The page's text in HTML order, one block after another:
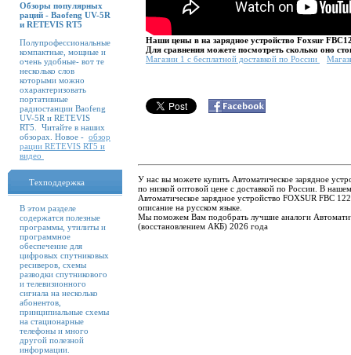
Обзоры популярных
раций - Baofeng UV-5R
и RETEVIS RT5
Полупрофессиональные
компактные, мощные и
очень удобные- вот те
несколько слов
которыми можно
охарактеризовать
портативные
радиостанции Baofeng
UV-5R и RETEVIS
RT5. Читайте в наших
обзорах. Новое - обзор
рации RETEVIS RT5 и
видео
Техподдержка
В этом разделе
содержатся полезные
программы, утилиты и
программное
обеспечение для
цифровых спутниковых
ресиверов, схемы
разводки спутникового
и телевизионного
сигнала на несколько
абонентов,
принципиальные схемы
на стационарные
телефоны и много
другой полезной
информации.
Наши цены в на зарядное устройство Foxsur
Для сравнения можете посмотреть сколько оно
Магазин 1 с бесплатной доставкой по России
У нас вы можете купить Автоматическое зарядное
по низкой оптовой цене с доставкой по России. В
Автоматическое зарядное устройство FOXSUR FBC
описание на русском языке.
Мы поможем Вам подобрать лучшие аналоги
(восстановлением АКБ) 2026 года